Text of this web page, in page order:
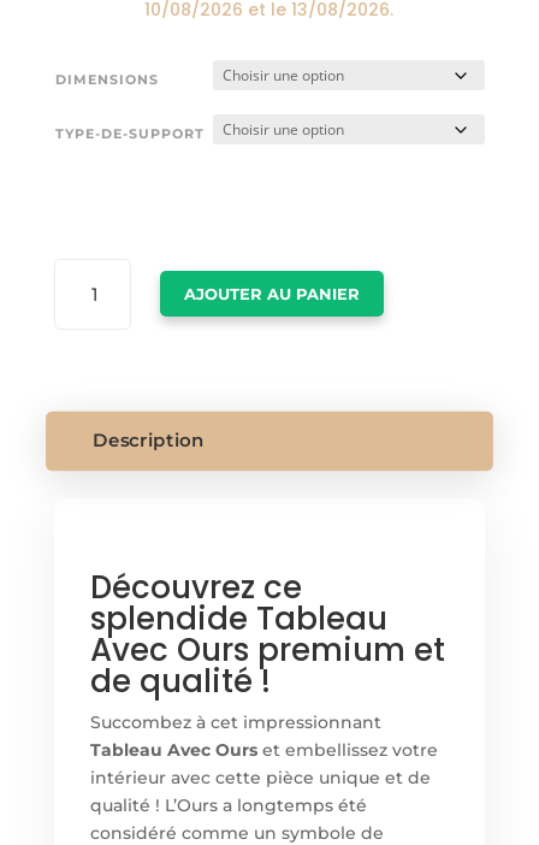
10/08/2026 et le13/08/2026.
DIMENSIONS
TYPE-DE-SUPPORT
AJOUTER AU PANIER
Description
Découvrez ce
splendide Tableau
Avec Ours premium et
de qualité !
Succombez à cet impressionnant
Tableau Avec Ourset embellissez votre
intérieur avec cette pièce unique et de
qualité ! L’Ours a longtemps été
considéré comme un symbole de